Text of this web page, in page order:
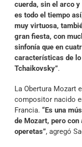
cuerda, sin el arco
es todo el tiempo
muy virtuosa,
gran fiesta, con
sinfonía que en
características de
Tchaikovsky”.
La Obertura Mozart
compositor nacido
Francia. “Es una
de Mozart, pero
operetas”, agregó